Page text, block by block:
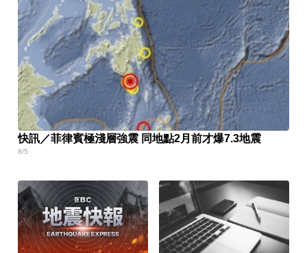
快訊／菲律賓極淺層強震 同地點2月前才爆7.3地震
8/5